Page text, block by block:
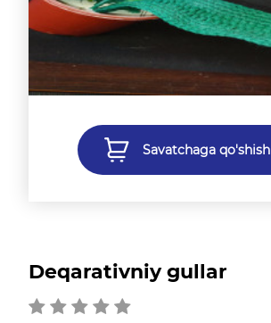
Savatchaga qo'shish
Deqarativniy gullar